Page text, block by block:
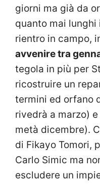
giorni ma già da
quanto mai
rientro in campo,
avvenire tra
tegola in più per
ricostruire un
termini ed orfano
rivedrà a marzo)
metà dicembre).
di Fikayo Tomori,
Carlo Simic ma
escludere un